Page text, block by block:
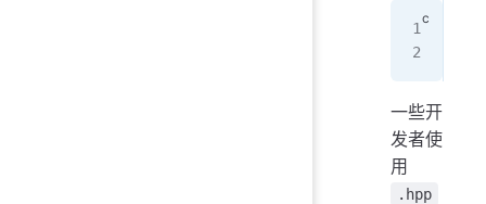
一些开
发者使
用
.hpp